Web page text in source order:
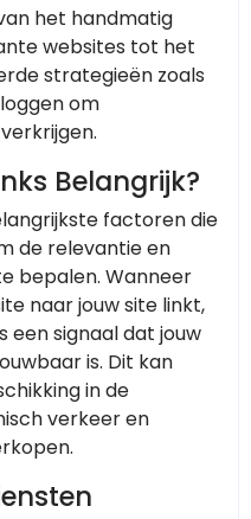
het handmatig
websites tot het
strategieën zoals
om
Belangrijk?
factoren die
de relevantie en
bepalen. Wanneer
naar jouw site linkt,
een signaal dat jouw
is. Dit kan
in de
verkeer en